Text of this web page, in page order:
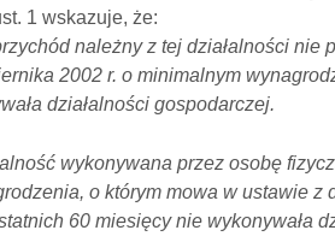
1 wskazuje, że:
należny z tej działalności nie
2002 r. o minimalnym
działalności gospodarczej.
wykonywana przez osobę
o którym mowa w ustawie z
60 miesięcy nie wykonywała